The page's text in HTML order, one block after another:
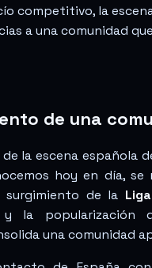
competitivo, la
a una comunidad
de una
la escena española
hoy en día, se
de la
y la popularización
una comunidad